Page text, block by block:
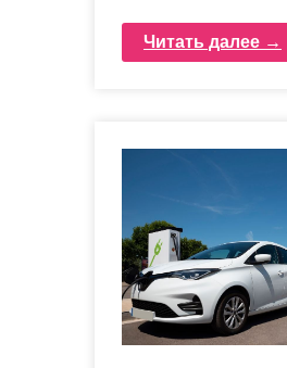
Читать далее →